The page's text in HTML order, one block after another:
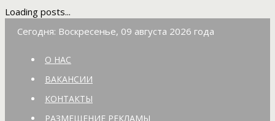
Loading posts...
Сегодня: Воскресенье, 09 августа 2026 года
О НАС
ВАКАНСИИ
КОНТАКТЫ
РАЗМЕЩЕНИЕ РЕКЛАМЫ